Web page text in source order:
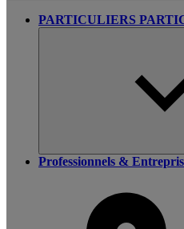
PARTICULIERS
Professionnels &